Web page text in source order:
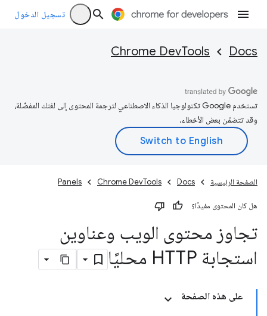
تسجيل الدخول
Docs
Chrome DevTools
تستخدم Google تكنولوجيا الذكاء الاصطناعي لترجمة المحتوى إلى لغتك المفضّلة،
وقد تتضمّن بعض الأخطاء.
الصفحة الرئيسية Docs
Chrome DevTools
Panels
هل كان المحتوى مفيدًا؟
تجاوز محتوى الويب وعناوين
استجابة HTTP محليًا
على هذه الصفحة